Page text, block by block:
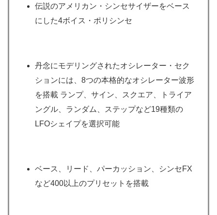
伝説のアメリカン・シンセサイザーをベース
にした4ボイス・ポリシンセ
丹念にモデリングされたオシレーター・セク
ションには、8つの本格的なオシレーター波形
を搭載 ランプ、サイン、スクエア、トライア
ングル、ランダム、ステップなど19種類の
LFOシェイプを選択可能
ベース、リード、パーカッション、シンセFX
など400以上のプリセットを搭載